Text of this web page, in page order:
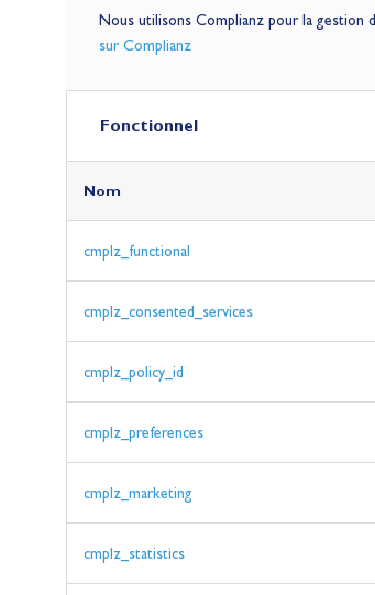
Nous utilisons Complianz pour la gestion
sur Complianz
Fonctionnel
Nom
cmplz_functional
Nom
cmplz_consented_services
Nom
cmplz_policy_id
Nom
cmplz_preferences
Nom
cmplz_marketing
Nom
cmplz_statistics
Nom
Nom